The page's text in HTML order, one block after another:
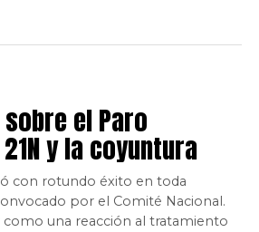
el Paro
y la coyuntura
con rotundo éxito en toda
por el Comité Nacional.
una reacción al tratamiento